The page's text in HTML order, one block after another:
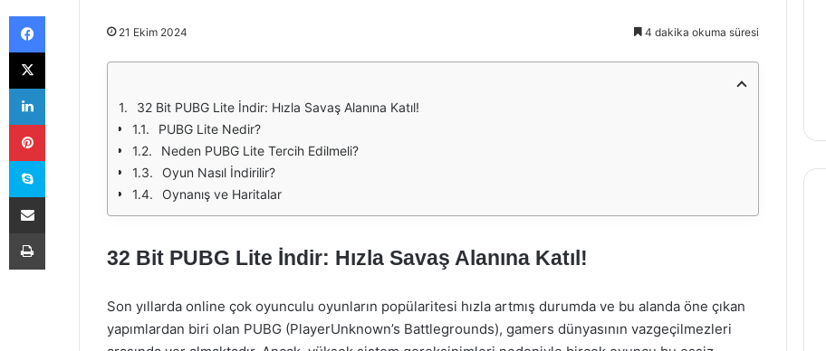
21 Ekim 2024 4 dakika okuma süresi
32 Bit PUBG Lite İndir: Hızla Savaş Alanına Katıl!
PUBG Lite Nedir?
Neden PUBG Lite Tercih Edilmeli?
Oyun Nasıl İndirilir?
Oynanış ve Haritalar
32 Bit PUBG Lite İndir: Hızla Savaş Alanına Katıl!
Son yıllarda online çok oyunculu oyunların popülaritesi hızla artmış durumda ve bu alanda öne çıkan
yapımlardan biri olan PUBG (PlayerUnknown’s Battlegrounds), gamers dünyasının vazgeçilmezleri
Facebook
X
LinkedIn
Pinterest
Skype
E-Posta ile paylaş